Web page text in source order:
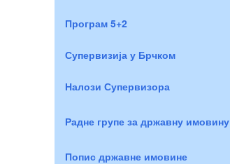
Програм 5+2
Супервизија у Брчком
Налози Супервизора
Радне групе за државну имовину
Попис државне имовине